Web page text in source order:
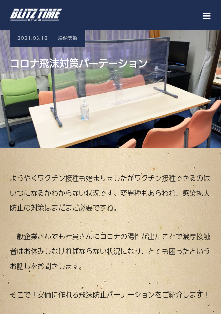
2021.05.18 映像美術
コロナ飛沫対策パーテーション
ようやくワクチン接種も始まりましたがワクチン接種できるのは
いつになるかわからない状況です。変異種もあらわれ、感染拡大
防止の対策はまだまだ必要ですね。
一般企業さんでも社員さんにコロナの陽性が出たことで濃厚接触
者はお休みしなければならない状況になり、とても困ったという
お話しをお聞きします。
そこで！安価に作れる飛沫防止パーテーションをご紹介します！